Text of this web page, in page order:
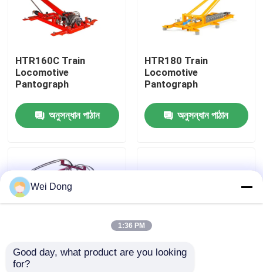
আমাদের সম্বন্ধে
গুণমান নিয়ন্ত্রণ
আমাদের সাথে যোগাযোগ
মামলা
একটি উদ্ধৃতি অনুরোধ করুন
HTR160C Train
Locomotive
Pantograph
অনুসন্ধান পাঠান
HTR180 Train
Locomotive
Pantograph
অনুসন্ধান পাঠান
HTR250 Train
Wei Dong
1:36 PM
Good day, what product are you looking
for?